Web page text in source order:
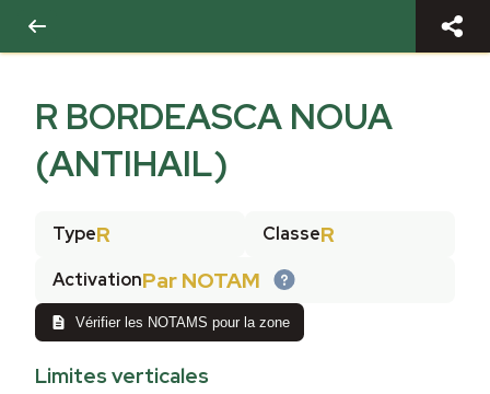
R BORDEASCA NOUA
(ANTIHAIL)
TypeR ClasseR
ActivationPar NOTAM
Vérifier les NOTAMS pour la zone
Limites verticales